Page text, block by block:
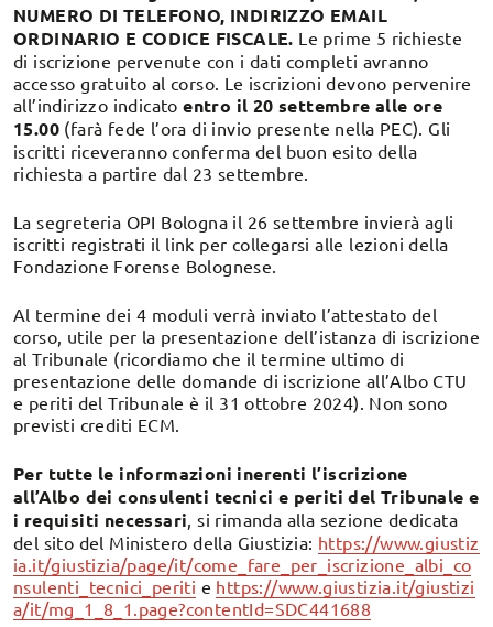
NUMERO DI TELEFONO, INDIRIZZO EMAIL
ORDINARIO E CODICE FISCALE. Le prime 5 richieste
di iscrizione pervenute con i dati completi avranno
accesso gratuito al corso. Le iscrizioni devono pervenire
all’indirizzo indicatoentro il 20 settembre alle ore
15.00 (farà fede l’ora di invio presente nella PEC). Gli
iscritti riceveranno conferma del buon esito della
richiesta a partire dal 23 settembre.
La segreteria OPI Bologna il 26 settembre invierà agli
iscritti registrati il link per collegarsi alle lezioni della
Fondazione Forense Bolognese.
Al termine dei 4 moduli verrà inviato l’attestato del
corso, utile per la presentazione dell’istanza di iscrizione
al Tribunale (ricordiamo che il termine ultimo di
presentazione delle domande di iscrizione all’Albo CTU
e periti del Tribunale è il 31 ottobre 2024). Non sono
previsti crediti ECM.
Per tutte le informazioni inerenti l’iscrizione
all’Albo dei consulenti tecnici e periti del Tribunale e
i requisiti necessari , si rimanda alla sezione dedicata
del sito del Ministero della Giustizia: https://www.giustiz
ia.it/giustizia/page/it/come_fare_per_iscrizione_albi_co
nsulenti_tecnici_periti e https://www.giustizia.it/giustizi
a/it/mg_1_8_1.page?contentId=SDC441688